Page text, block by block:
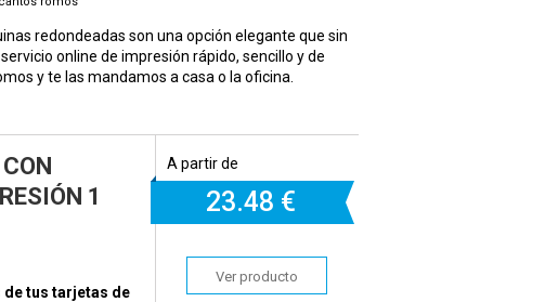
redondeadas son una opción elegante que sin
online de impresión rápido, sencillo y de
y te las mandamos a casa o la oficina.
1
tus tarjetas de
A partir de
23.48 €
Ver producto